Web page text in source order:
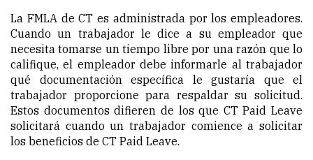
La FMLA de CT es administrada por los empleadores.
Cuando un trabajador le dice a su empleador que
necesita tomarse un tiempo libre por una razón que lo
califique, el empleador debe informarle al trabajador
qué documentación específica le gustaría que el
trabajador proporcione para respaldar su solicitud.
Estos documentos difieren de los que CT Paid Leave
solicitará cuando un trabajador comience a solicitar
los beneficios de CT Paid Leave.